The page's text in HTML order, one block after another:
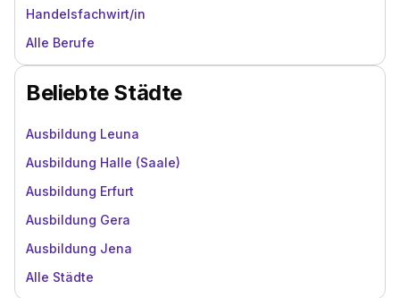
Handelsfachwirt/in
Alle Berufe
Beliebte Städte
Ausbildung Leuna
Ausbildung Halle (Saale)
Ausbildung Erfurt
Ausbildung Gera
Ausbildung Jena
Alle Städte